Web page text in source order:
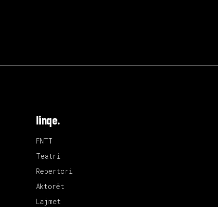
linqe.
FNTT
Teatri
Repertori
Aktorët
Lajmet